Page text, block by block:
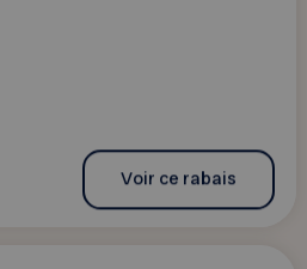
Voir ce rabais